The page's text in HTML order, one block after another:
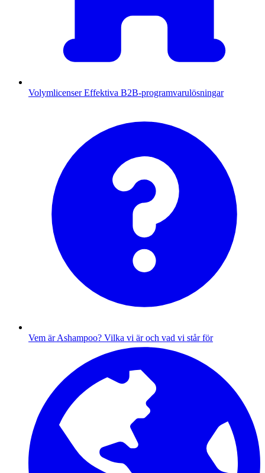
Volymlicenser Effektiva B2B-programvarulösningar
Vem är Ashampoo? Vilka vi är och vad vi står för